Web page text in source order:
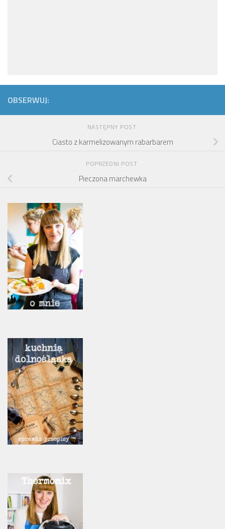
OBSERWUJ:
NASTĘPNY POST
Ciasto z karmelizowanym rabarbarem
POPRZEDNI POST
Pieczona marchewka